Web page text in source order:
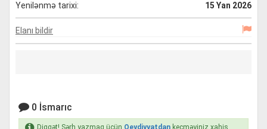
Yenilənmə tarixi:
15 Yan 2026
Elanı bildir
0 İsmarıc
Diqqət! Şərh yazmaq üçün Qeydiyyatdan keçməyiniz xahiş